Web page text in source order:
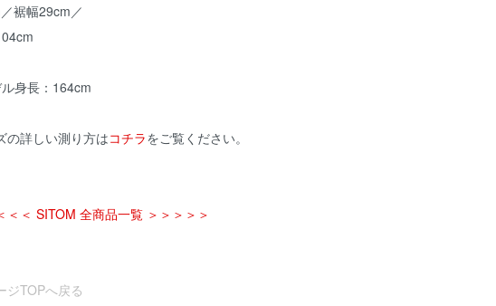
裾幅29cm／
身長：164cm
の詳しい測り方はコチラをご覧ください。
＜＜ SITOM 全商品一覧 ＞＞＞＞＞
ジTOPへ戻る